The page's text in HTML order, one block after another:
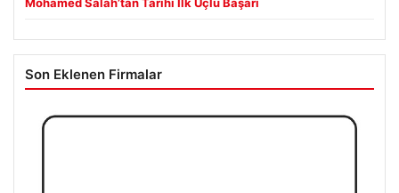
Son Eklenen Firmalar